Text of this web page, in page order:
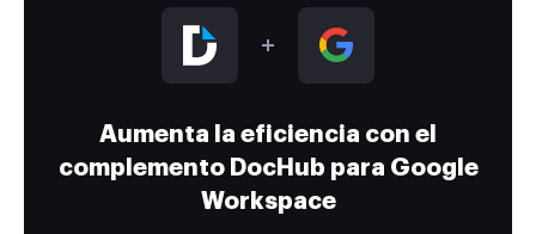
Aumenta la eficiencia con el
complemento DocHub para Google
Workspace